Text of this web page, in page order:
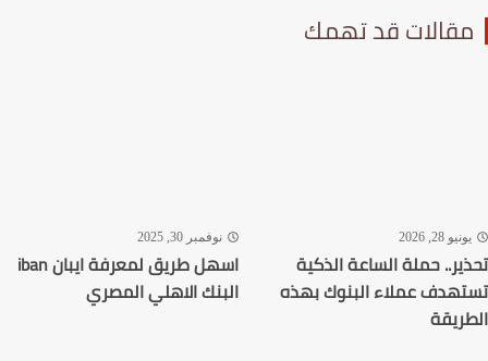
تهمك
الذكية
البنوك بهذه
اسهل طريق لمعرفة ايبان iban
البنك الاهلي المصري